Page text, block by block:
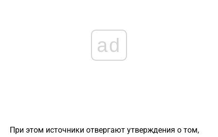
ad
При этом источники отвергают утверждения о том,